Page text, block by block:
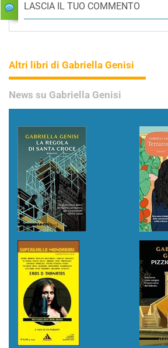
LASCIA IL TUO COMMENTO
Altri libri di Gabriella Genisi
News su Gabriella Genisi